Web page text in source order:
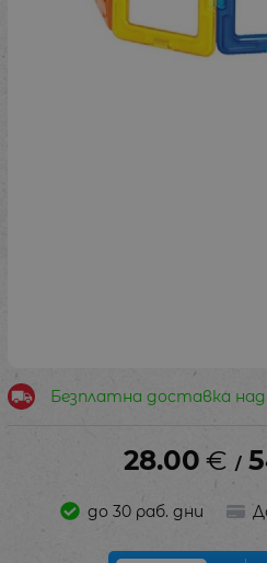
Безплатна доставка над
28.00 € /
до 30 раб. дни